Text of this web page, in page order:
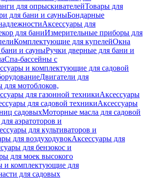
для опрыскивателейТовары для
для бани и сауныБондарные
Аксессуары для
для баниИзмерительные приборы для
Комплектующие для купелейОкна
и сауныРучки дверные для бани и
Спа-бассейны с
и комплектующие для садовой
Двигатели для
мотоблоков,
для газонной техникиАксессуары
для садовой техникиАксессуары
садовыхМоторные масла для садовой
аэратоторов и
для культиваторов и
для воздуходувокАксессуары для
для бензокос и
для моек высокого
и комплектующие для
для садовых